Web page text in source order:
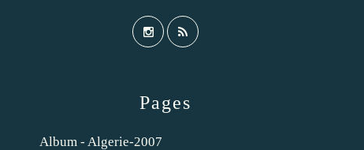
Pages
Album - Algerie-2007